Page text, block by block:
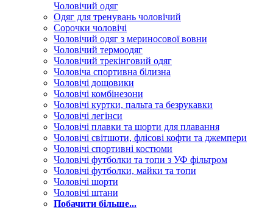
Чоловічий одяг
Одяг для тренувань чоловічий
Сорочки чоловічі
Чоловічий одяг з мериносової вовни
Чоловічий термоодяг
Чоловічий трекінговий одяг
Чоловіча спортивна білизна
Чоловічі дощовики
Чоловічі комбінезони
Чоловічі куртки, пальта та безрукавки
Чоловічі легінси
Чоловічі плавки та шорти для плавання
Чоловічі світшоти, флісові кофти та джемпери
Чоловічі спортивні костюми
Чоловічі футболки та топи з УФ фільтром
Чоловічі футболки, майки та топи
Чоловічі шорти
Чоловічі штани
Побачити більше...